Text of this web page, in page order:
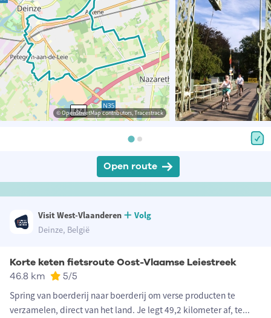
© OpenStreetMap contributors, Tracestrack
Open route
Visit West-Vlaanderen
Volg
Deinze, België
Korte keten fietsroute Oost-Vlaamse Leiestreek
46.8 km 5/5
Spring van boerderij naar boerderij om verse producten te
verzamelen, direct van het land. Je legt 49,2 kilometer af, te...